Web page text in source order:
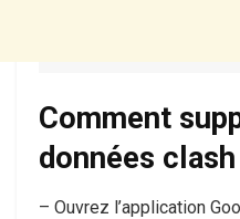
Comment
données
– Ouvrez l’application